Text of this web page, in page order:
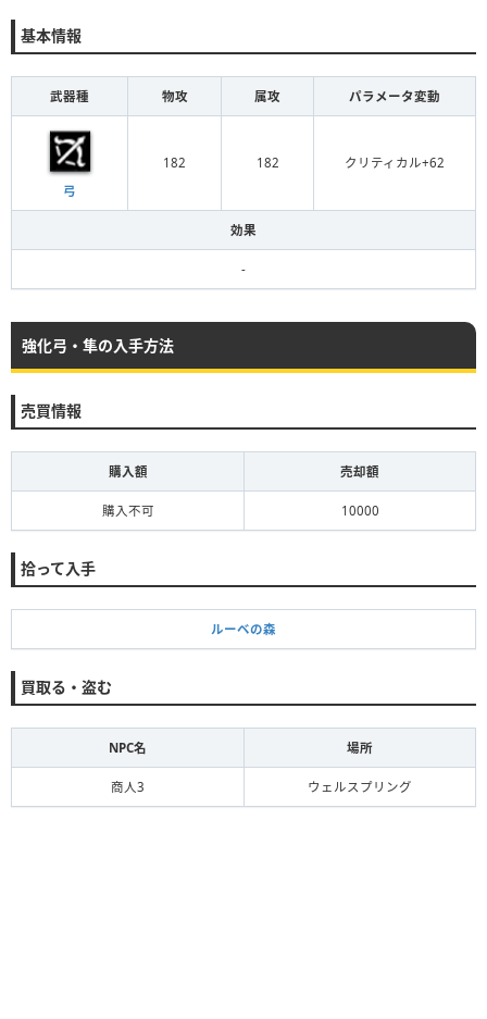
基本情報
武器種 物攻 属攻 パラメータ変動
弓
182 182 クリティカル+62
効果
-
強化弓・隼の入手方法
売買情報
購入額 売却額
購入不可 10000
拾って入手
ルーベの森
買取る・盗む
NPC名 場所
商人3 ウェルスプリング